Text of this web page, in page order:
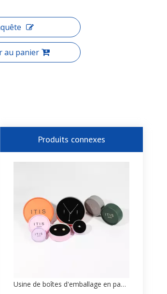
au panier
Produits connexes
Usine de boîtes d'emballage en papier pour collier personnalisable haut de gamme